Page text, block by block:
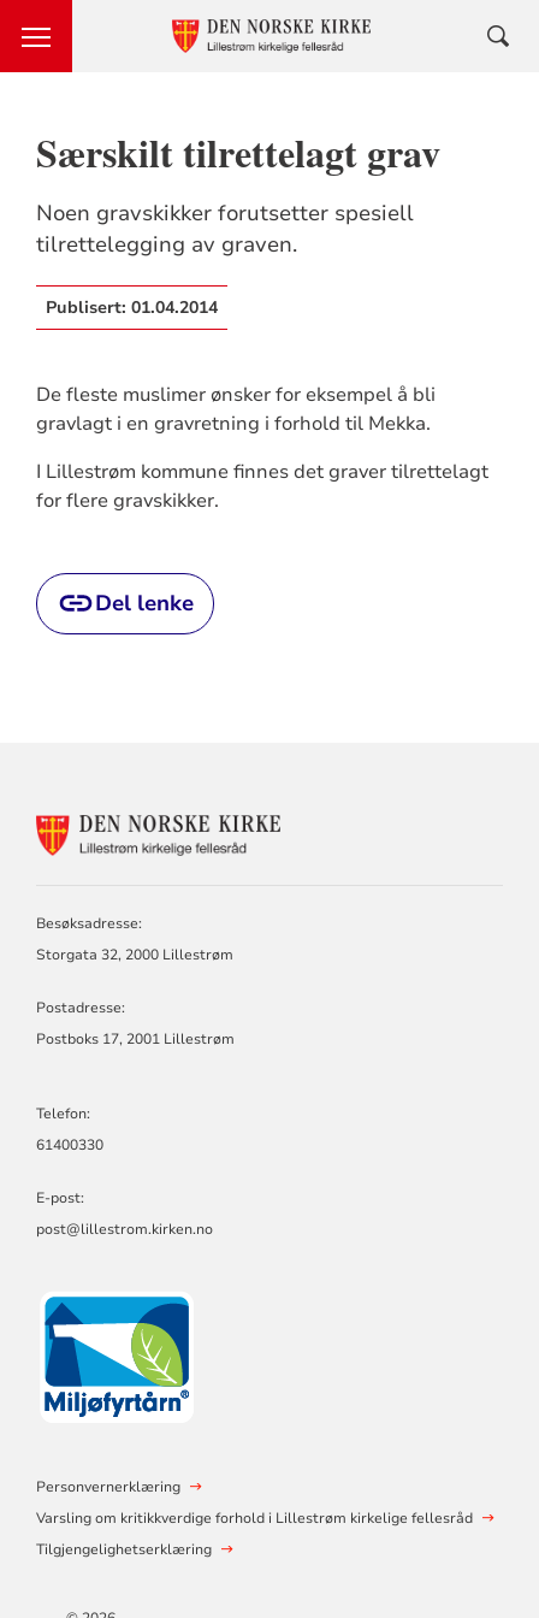
Særskilt tilrettelagt grav
Noen gravskikker forutsetter spesiell
tilrettelegging av graven.
Publisert: 01.04.2014
De fleste muslimer ønsker for eksempel å bli
gravlagt i en gravretning i forhold til Mekka.
I Lillestrøm kommune finnes det graver tilrettelagt
for flere gravskikker.
Del lenke
Besøksadresse:
Storgata 32, 2000 Lillestrøm
Postadresse:
Postboks 17, 2001 Lillestrøm
Telefon:
61400330
E-post:
post@lillestrom.kirken.no
Personvernerklæring
Varsling om kritikkverdige forhold i Lillestrøm kirkelige fellesråd
Tilgjengelighetserklæring